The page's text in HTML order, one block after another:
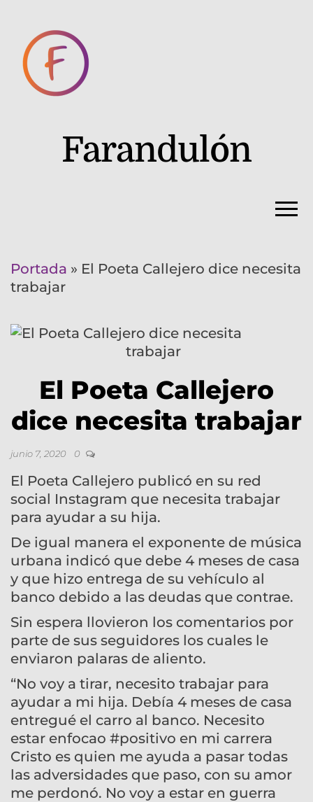
Farandulón
Portada » El Poeta Callejero dice necesita
trabajar
El Poeta Callejero
dice necesita trabajar
junio 7, 2020 0
El Poeta Callejero publicó en su red
social Instagram que necesita trabajar
para ayudar a su hija.
De igual manera el exponente de música
urbana indicó que debe 4 meses de casa
y que hizo entrega de su vehículo al
banco debido a las deudas que contrae.
Sin espera llovieron los comentarios por
parte de sus seguidores los cuales le
enviaron palaras de aliento.
“No voy a tirar, necesito trabajar para
ayudar a mi hija. Debía 4 meses de casa
entregué el carro al banco. Necesito
estar enfocao #positivo en mi carrera
Cristo es quien me ayuda a pasar todas
las adversidades que paso, con su amor
me perdonó. No voy a estar en guerra